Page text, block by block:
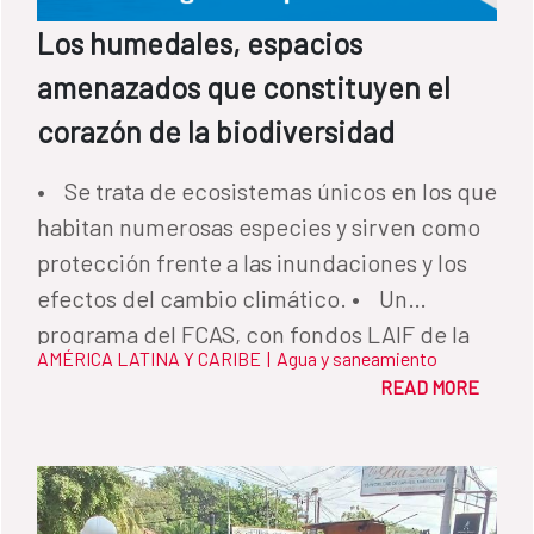
Los humedales, espacios
amenazados que constituyen el
corazón de la biodiversidad
• Se trata de ecosistemas únicos en los que
habitan numerosas especies y sirven como
protección frente a las inundaciones y los
efectos del cambio climático. • Un
programa del FCAS, con fondos LAIF de la
Unión Europea, ha trabajado para mejorar la
AMÉRICA LATINA Y CARIBE | Agua y saneamiento
READ MORE